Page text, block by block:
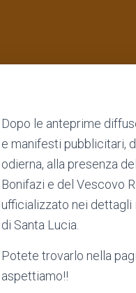
Dopo le anteprime
e manifesti pubblicitari,
odierna, alla presenza
Bonifazi e del Vescovo
ufficializzato nei dettagli
di Santa Lucia.
Potete trovarlo nella
aspettiamo!!